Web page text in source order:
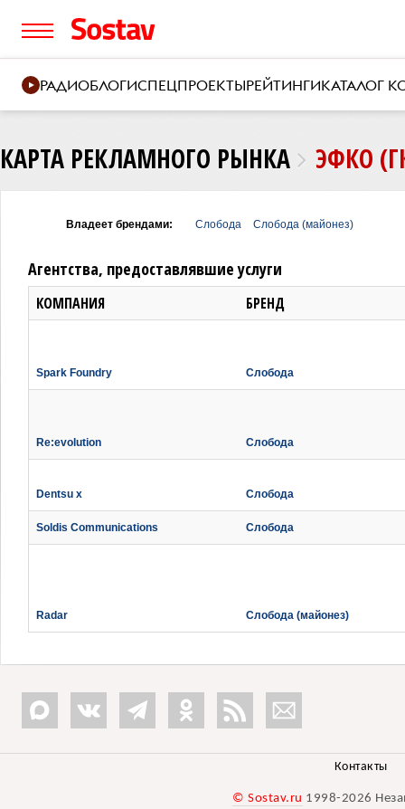
РАДИОБЛОГИСПЕЦПРОЕКТЫРЕЙТИНГИКАТАЛОГ
КАРТА РЕКЛАМНОГО РЫНКА ЭФКО
Владеет брендами: Слобода Слобода (майонез)
Агентства, предоставлявшие услуги
КОМПАНИЯ БРЕНД
Spark Foundry Слобода
Re:evolution Слобода
Dentsu x Слобода
Soldis Communications Слобода
Radar Слобода (майонез)
Контакты
© Sostav.ru 1998-2026